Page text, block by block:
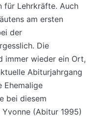
für Lehrkräfte. Auch
am ersten
der
Die
immer wieder ein Ort,
Abiturjahrgang
Ehemalige
bei diesem
(Abitur 1995)